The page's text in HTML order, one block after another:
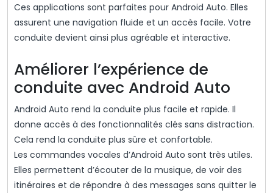
Ces applications sont parfaites pour Android Auto. Elles
assurent une navigation fluide et un accès facile. Votre
conduite devient ainsi plus agréable et interactive.
Améliorer l’expérience de
conduite avec Android Auto
Android Auto rend la conduite plus facile et rapide. Il
donne accès à des fonctionnalités clés sans distraction.
Cela rend la conduite plus sûre et confortable.
Les commandes vocales d’Android Auto sont très utiles.
Elles permettent d’écouter de la musique, de voir des
itinéraires et de répondre à des messages sans quitter le